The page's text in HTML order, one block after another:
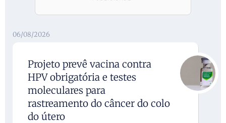
06/08/2026
Projeto prevê vacina contra
HPV obrigatória e testes
moleculares para
rastreamento do câncer do colo
do útero